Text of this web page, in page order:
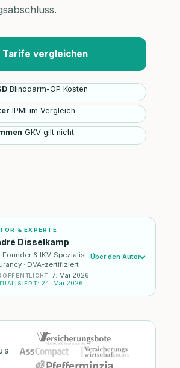
Tarife vergleichen
Blinddarm-OP Kosten
IPMI im Vergleich
GKV gilt nicht
& EXPERTE
Disselkamp
Founder & IKV-Spezialist ·
· DVA-zertifiziert
: 7. Mai 2026
: 24. Mai 2026
Über den Autor